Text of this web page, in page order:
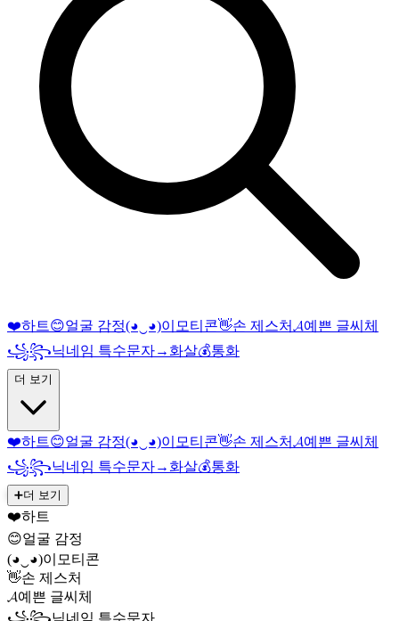
❤️하트😊얼굴 감정(◕‿◕)이모티콘👋손 제스처𝓐예쁜 글씨체
꧁꧂닉네임 특수문자→ 화살💰통화
더 보기
❤️하트😊얼굴 감정(◕‿◕)이모티콘👋손 제스처𝓐예쁜 글씨체
꧁꧂닉네임 특수문자→ 화살💰통화
➕더 보기
❤️하트
😊얼굴 감정
(◕‿◕)이모티콘
👋손 제스처
𝓐예쁜 글씨체
꧁꧂닉네임 특수문자